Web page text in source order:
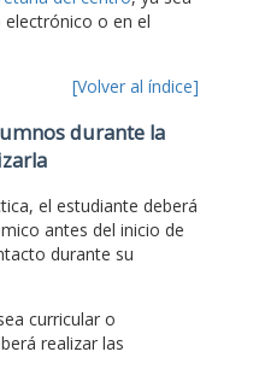
o en el
[Volver al índice]
durante la
el estudiante deberá
antes del inicio de
durante su
curricular o
realizar las